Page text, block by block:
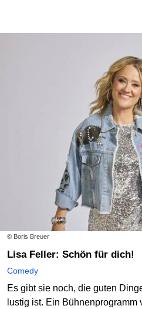
© Boris Breuer
Lisa Feller: Schön für dich!
Comedy
Es gibt sie noch, die guten
lustig ist. Ein